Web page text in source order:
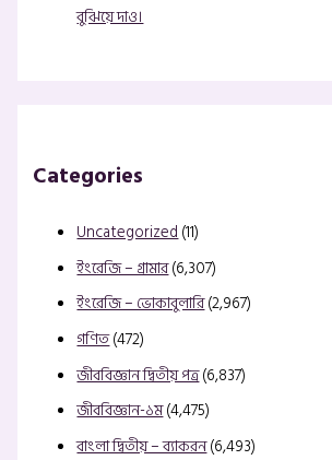
বুঝিয়ে দাও।
Categories
Uncategorized(11)
ইংরেজি – গ্রামার(6,307)
ইংরেজি – ভোকাবুলারি(2,967)
গণিত(472)
জীববিজ্ঞান দ্বিতীয় পত্র(6,837)
জীববিজ্ঞান-১ম(4,475)
বাংলা দ্বিতীয় – ব্যাকরন(6,493)